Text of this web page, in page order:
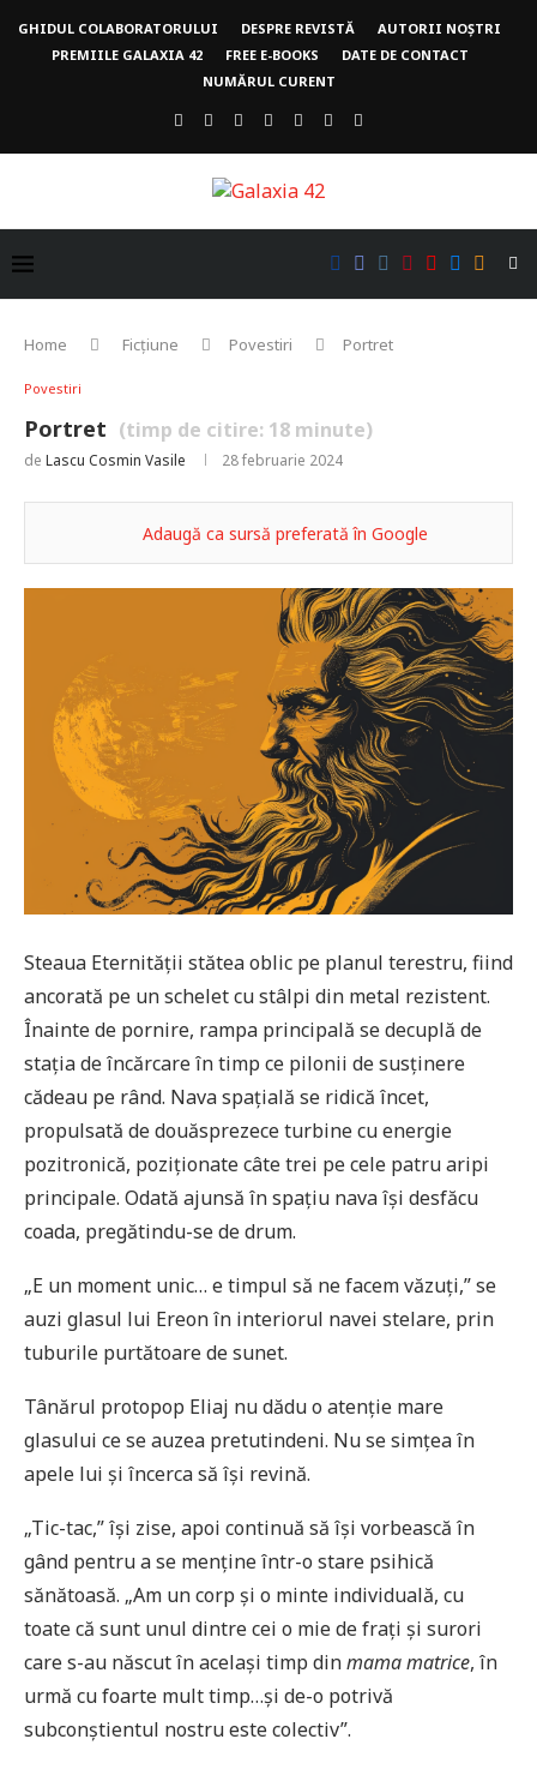
GHIDUL COLABORATORULUI DESPRE REVISTĂ
AUTORII NOȘTRI
PREMIILE GALAXIA 42
FREE E-BOOKS
DATE DE CONTACT
NUMĂRUL CURENT
Home Ficțiune Povestiri Portret
Povestiri
Portret (timp de citire: 18 minute)
de Lascu Cosmin Vasile 28 februarie 2024
Adaugă ca sursă preferată în Google
Steaua Eternității stătea oblic pe planul terestru, fiind
ancorată pe un schelet cu stâlpi din metal rezistent.
Înainte de pornire, rampa principală se decuplă de
stația de încărcare în timp ce pilonii de susținere
cădeau pe rând. Nava spațială se ridică încet,
propulsată de douăsprezece turbine cu energie
pozitronică, poziționate câte trei pe cele patru aripi
principale. Odată ajunsă în spațiu nava își desfăcu
coada, pregătindu-se de drum.
„E un moment unic… e timpul să ne facem văzuți,” se
auzi glasul lui Ereon în interiorul navei stelare, prin
tuburile purtătoare de sunet.
Tânărul protopop Eliaj nu dădu o atenție mare
glasului ce se auzea pretutindeni. Nu se simțea în
apele lui și încerca să își revină.
„Tic-tac,” își zise, apoi continuă să își vorbească în
gând pentru a se menține într-o stare psihică
sănătoasă. „Am un corp și o minte individuală, cu
toate că sunt unul dintre cei o mie de frați și surori
care s-au născut în același timp dinmama matrice, în
urmă cu foarte mult timp…și de-o potrivă
subconștientul nostru este colectiv”.